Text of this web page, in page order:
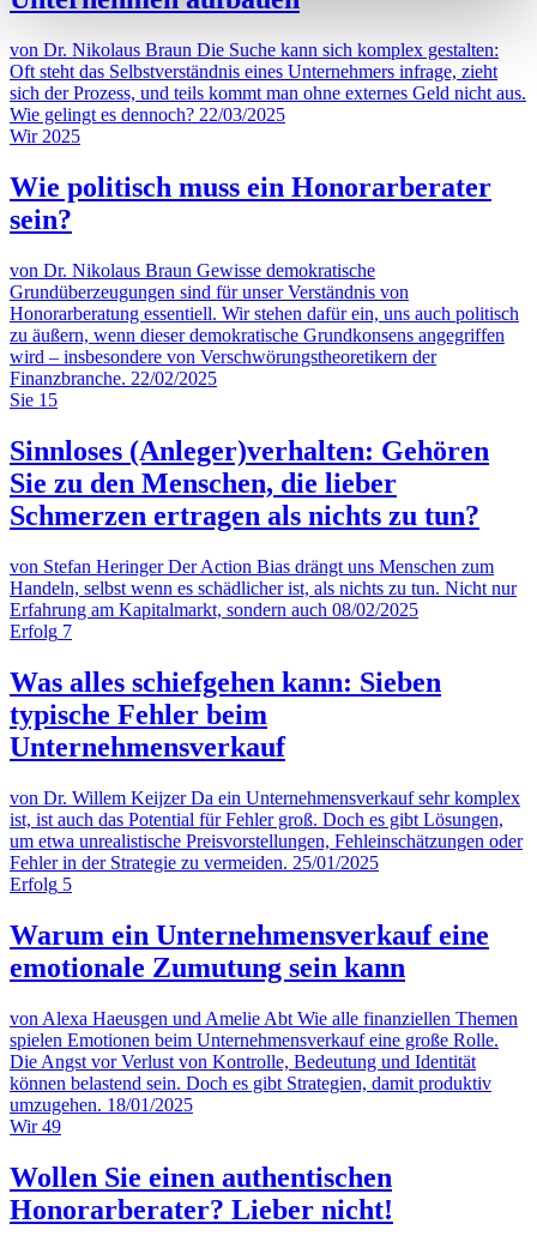
von Dr. Nikolaus Braun Die Suche kann sich komplex gestalten:
Oft steht das Selbstverständnis eines Unternehmers infrage, zieht
sich der Prozess, und teils kommt man ohne externes Geld nicht aus.
Wie gelingt es dennoch? 22/03/2025
Wir 2025
Wie politisch muss ein Honorarberater
sein?
von Dr. Nikolaus Braun Gewisse demokratische
Grundüberzeugungen sind für unser Verständnis von
Honorarberatung essentiell. Wir stehen dafür ein, uns auch politisch
zu äußern, wenn dieser demokratische Grundkonsens angegriffen
wird – insbesondere von Verschwörungstheoretikern der
Finanzbranche. 22/02/2025
Sie 15
Sinnloses (Anleger)verhalten: Gehören
Sie zu den Menschen, die lieber
Schmerzen ertragen als nichts zu tun?
von Stefan Heringer Der Action Bias drängt uns Menschen zum
Handeln, selbst wenn es schädlicher ist, als nichts zu tun. Nicht nur
Erfahrung am Kapitalmarkt, sondern auch 08/02/2025
Erfolg 7
Was alles schiefgehen kann: Sieben
typische Fehler beim
Unternehmensverkauf
von Dr. Willem Keijzer Da ein Unternehmensverkauf sehr komplex
ist, ist auch das Potential für Fehler groß. Doch es gibt Lösungen,
um etwa unrealistische Preisvorstellungen, Fehleinschätzungen oder
Fehler in der Strategie zu vermeiden. 25/01/2025
Erfolg 5
Warum ein Unternehmensverkauf eine
emotionale Zumutung sein kann
von Alexa Haeusgen und Amelie Abt Wie alle finanziellen Themen
spielen Emotionen beim Unternehmensverkauf eine große Rolle.
Die Angst vor Verlust von Kontrolle, Bedeutung und Identität
können belastend sein. Doch es gibt Strategien, damit produktiv
umzugehen. 18/01/2025
Wir 49
Wollen Sie einen authentischen
Honorarberater? Lieber nicht!